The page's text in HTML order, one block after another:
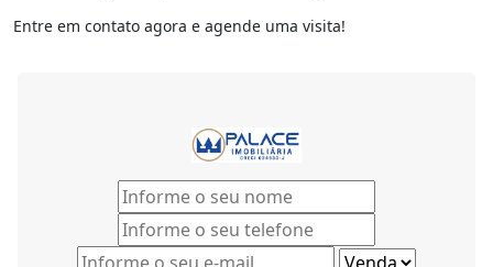
Entre em contato agora e agende uma visita!